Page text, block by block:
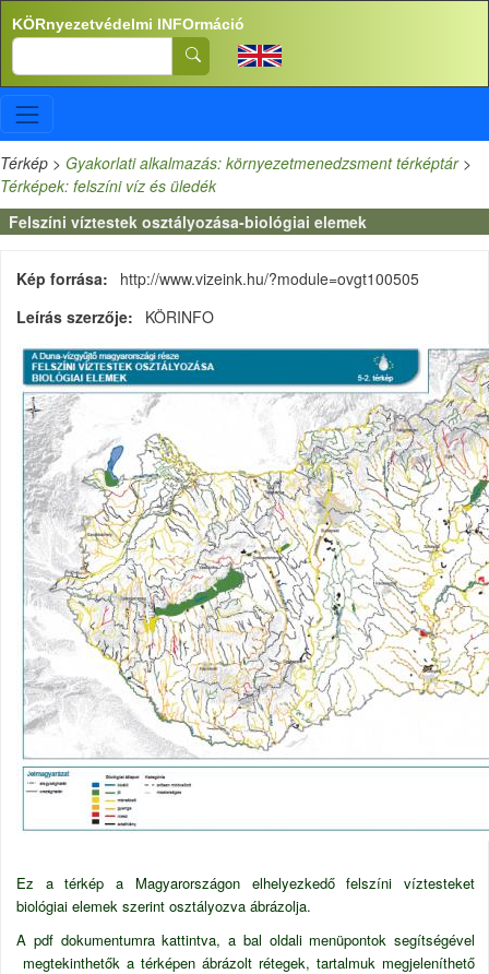
Ugrás a tartalomra
KÖRnyezetvédelmi INFOrmáció
Search
Térkép > Gyakorlati alkalmazás: környezetmenedzsment térképtár>
Térképek: felszíni víz és üledék
Felszíni víztestek osztályozása-biológiai elemek
Kép forrása
http://www.vizeink.hu/?module=ovgt100505
Leírás szerzője
KÖRINFO
Ez a térkép a Magyarországon elhelyezkedő felszíni víztesteket
biológiai elemek szerint osztályozva ábrázolja.
A pdf dokumentumra kattintva, a bal oldali menüpontok segítségével
megtekinthetők a térképen ábrázolt rétegek, tartalmuk megjeleníthető